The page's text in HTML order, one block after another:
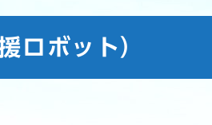
ボット）